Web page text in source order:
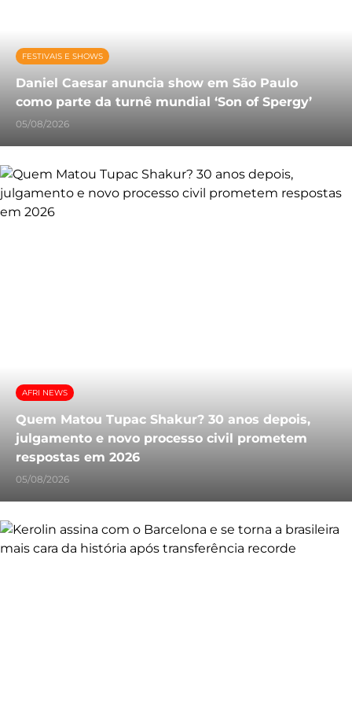
FESTIVAIS E SHOWS
Daniel Caesar anuncia show em São Paulo
como parte da turnê mundial ‘Son of Spergy’
05/08/2026
AFRI NEWS
Quem Matou Tupac Shakur? 30 anos depois,
julgamento e novo processo civil prometem
respostas em 2026
05/08/2026